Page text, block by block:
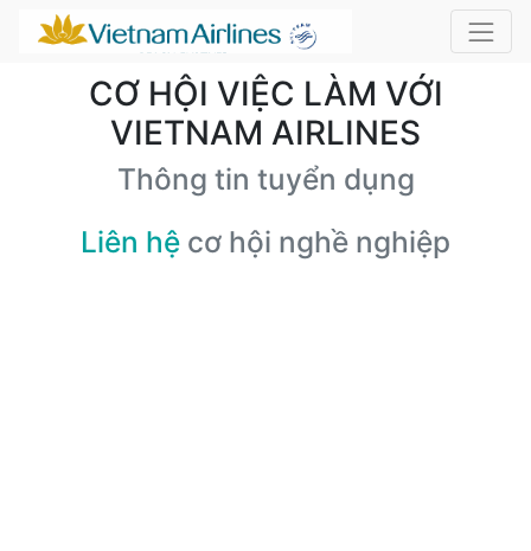
CƠ HỘI VIỆC LÀM VỚI
VIETNAM AIRLINES
Thông tin tuyển dụng
Liên hệ cơ hội nghề nghiệp